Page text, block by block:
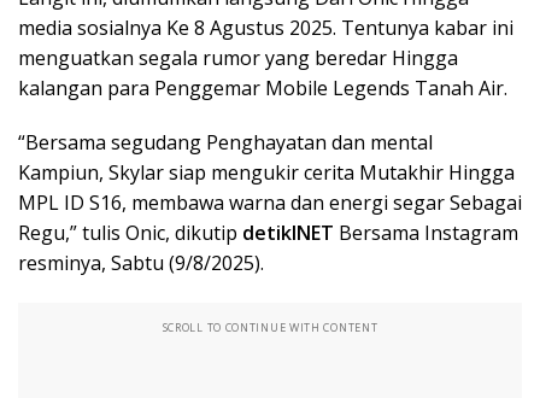
media sosialnya Ke 8 Agustus 2025. Tentunya kabar ini
menguatkan segala rumor yang beredar Hingga
kalangan para Penggemar Mobile Legends Tanah Air.
“Bersama segudang Penghayatan dan mental
Kampiun, Skylar siap mengukir cerita Mutakhir Hingga
MPL ID S16, membawa warna dan energi segar Sebagai
Regu,” tulis Onic, dikutip detikINET Bersama Instagram
resminya, Sabtu (9/8/2025).
SCROLL TO CONTINUE WITH CONTENT